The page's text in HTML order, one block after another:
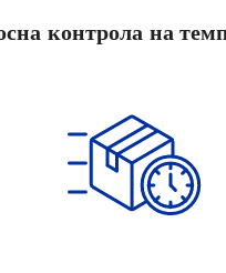
контрола на